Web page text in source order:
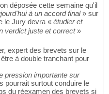
déposée cette semaine qu'il
à un accord final» sur
le Jury devra « étudier et
verdict juste et correct»
expert des brevets sur le
à double tranchant pour
pression importante sur
pourrait surtout conduire le
du réexamen des brevets si